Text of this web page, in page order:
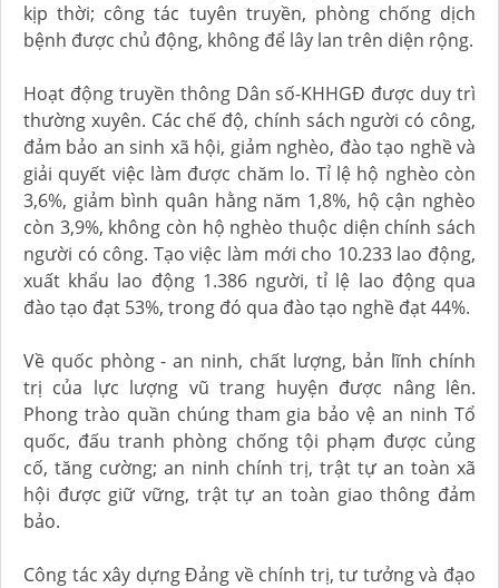
kịp thời; công tác tuyên truyền, phòng chống dịch
bệnh được chủ động, không để lây lan trên diện rộng.
Hoạt động truyền thông Dân số-KHHGĐ được duy trì
thường xuyên. Các chế độ, chính sách người có công,
đảm bảo an sinh xã hội, giảm nghèo, đào tạo nghề và
giải quyết việc làm được chăm lo. Tỉ lệ hộ nghèo còn
3,6%, giảm bình quân hằng năm 1,8%, hộ cận nghèo
còn 3,9%, không còn hộ nghèo thuộc diện chính sách
người có công. Tạo việc làm mới cho 10.233 lao động,
xuất khẩu lao động 1.386 người, tỉ lệ lao động qua
đào tạo đạt 53%, trong đó qua đào tạo nghề đạt 44%.
Về quốc phòng - an ninh, chất lượng, bản lĩnh chính
trị của lực lượng vũ trang huyện được nâng lên.
Phong trào quần chúng tham gia bảo vệ an ninh Tổ
quốc, đấu tranh phòng chống tội phạm được củng
cố, tăng cường; an ninh chính trị, trật tự an toàn xã
hội được giữ vững, trật tự an toàn giao thông đảm
bảo.
Công tác xây dựng Đảng về chính trị, tư tưởng và đạo